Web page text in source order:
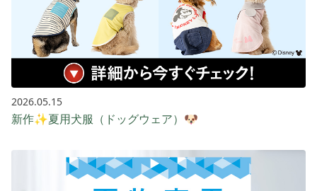
2026.05.15
新作✨夏用犬服（ドッグウェア）🐶